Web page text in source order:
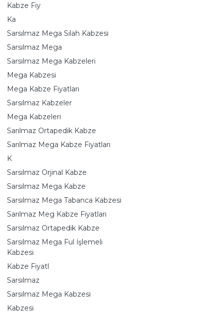
Kabze Fiy
Ka
Sarsılmaz Mega Silah Kabzesi
Sarsılmaz Mega
Sarsılmaz Mega Kabzeleri
Mega Kabzesi
Mega Kabze Fiyatları
Sarsılmaz Kabzeler
Mega Kabzeleri
Sarılmaz Ortapedik Kabze
Sarılmaz Mega Kabze Fiyatları
K
Sarsılmaz Orjinal Kabze
Sarsılmaz Mega Kabze
Sarsılmaz Mega Tabanca Kabzesi
Sarılmaz Meg Kabze Fiyatları
Sarsılmaz Ortapedik Kabze
Sarsılmaz Mega Ful İşlemeli
Kabzesi
Kabze Fiyatl
Sarsılmaz
Sarsılmaz Mega Kabzesi
Kabzesi